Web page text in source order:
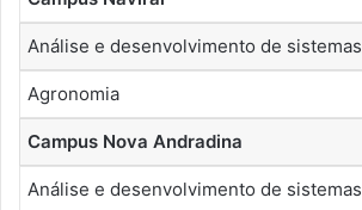
Análise e desenvolvimento de sistemas
Agronomia
Campus Nova Andradina
Análise e desenvolvimento de sistemas